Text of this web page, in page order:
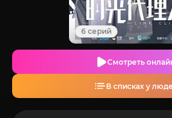
6 серий
Смотреть
В списках у